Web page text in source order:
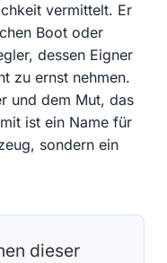
vermittelt. Er
Boot oder
dessen Eigner
zu ernst nehmen.
und dem Mut, das
ist ein Name für
sondern ein
dieser